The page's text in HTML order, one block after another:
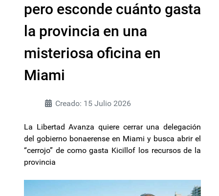
pero esconde cuánto gasta
la provincia en una
misteriosa oficina en
Miami
Creado: 15 Julio 2026
La Libertad Avanza quiere cerrar una delegación
del gobierno bonaerense en Miami y busca abrir el
“cerrojo” de como gasta Kicillof los recursos de la
provincia